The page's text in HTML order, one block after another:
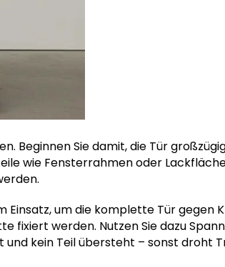
Beginnen Sie damit, die Tür
wie Fensterrahmen oder
Einsatz, um die komplette Tür gegen
fixiert werden. Nutzen Sie dazu
kein Teil übersteht – sonst droht